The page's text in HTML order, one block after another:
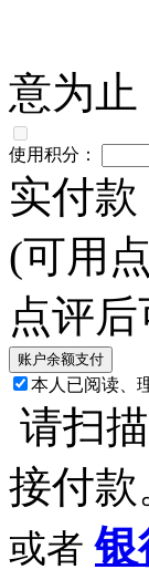
意为止
使用积分：
实付款
(可用
点评后
本人已阅读、
请扫
接付款
或者 银